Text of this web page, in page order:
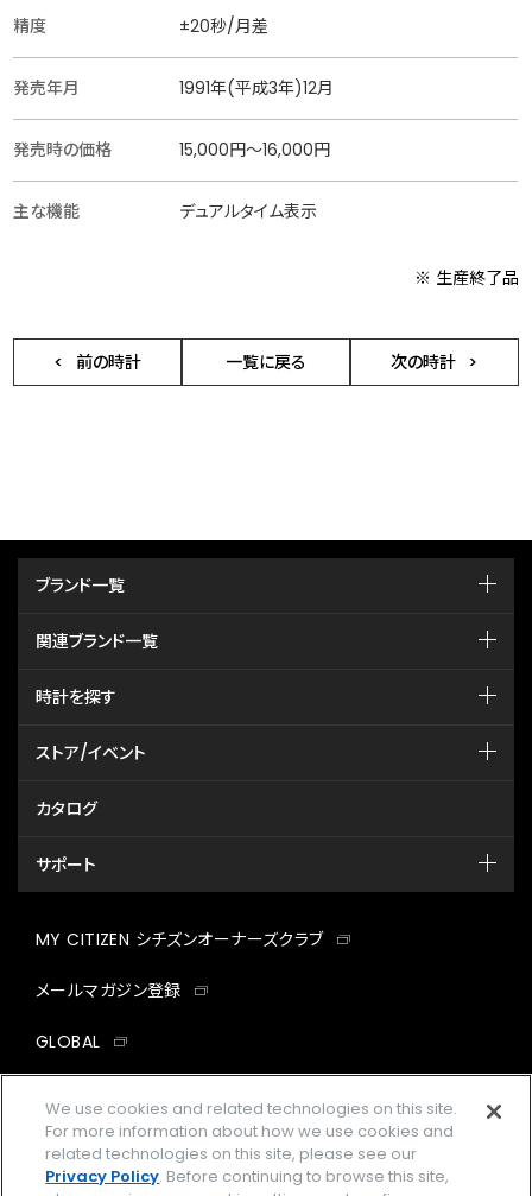
精度 ±20秒/月差
発売年月 1991年(平成3年)12月
発売時の価格 15,000円〜16,000円
主な機能 デュアルタイム表示
※ 生産終了品
前の時計 一覧に戻る 次の時計
ブランド一覧
関連ブランド一覧
時計を探す
ストア/イベント
カタログ
サポート
MY CITIZEN シチズンオーナーズクラブ
メールマガジン登録
GLOBAL
facebookinstagramtwitter
We use cookies and related technologies on this site.
For more information about how we use cookies and
related technologies on this site, please see our
Privacy Policy. Before continuing to browse this site,